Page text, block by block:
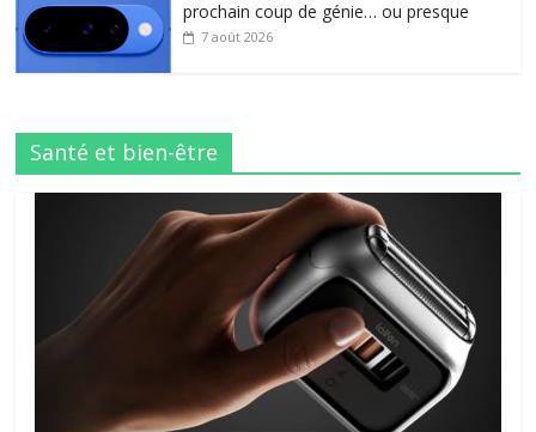
prochain coup de génie… ou presque
7 août 2026
Santé et bien-être